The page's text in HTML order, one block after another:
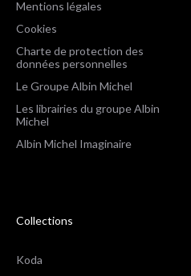
Mentions légales
Cookies
Charte de protection des
données personnelles
Le Groupe Albin Michel
Les librairies du groupe Albin
Michel
Albin Michel Imaginaire
Collections
Koda